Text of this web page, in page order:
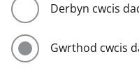
Derbyn cwcis
Gwrthod cwcis